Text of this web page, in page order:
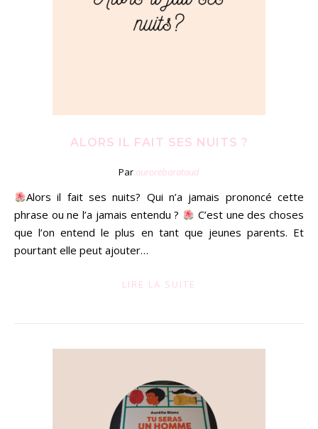
ALORS IL FAIT SES NUITS ?
Par aurorebarataud
Alors il fait ses nuits? Qui n’a jamais prononcé cette
phrase ou ne l’a jamais entendu ?
C’est une des choses
que l’on entend le plus en tant que jeunes parents. Et
pourtant elle peut ajouter…
LIRE LA SUITE